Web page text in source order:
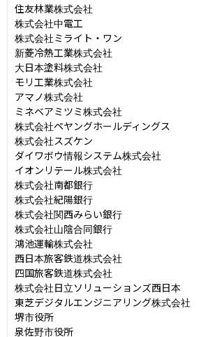
住友林業株式会社
株式会社中電工
株式会社ミライト・ワン
新菱冷熱工業株式会社
大日本塗料株式会社
モリ工業株式会社
アマノ株式会社
ミネベアミツミ株式会社
株式会社ペヤングホールディングス
株式会社スズケン
ダイワボウ情報システム株式会社
イオンリテール株式会社
株式会社南都銀行
株式会社紀陽銀行
株式会社関西みらい銀行
株式会社山陰合同銀行
鴻池運輸株式会社
西日本旅客鉄道株式会社
四国旅客鉄道株式会社
株式会社日立ソリューションズ西日本
東芝デジタルエンジニアリング株式会社
堺市役所
泉佐野市役所